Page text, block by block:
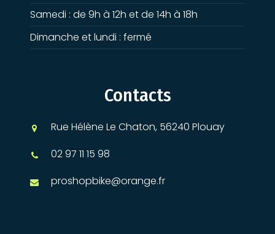
Samedi : de 9h à 12h et de 14h à 18h
Dimanche et lundi : fermé
Contacts
Rue Hélène Le Chaton, 56240 Plouay
02 97 11 15 98
proshopbike@orange.fr